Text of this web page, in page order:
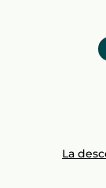
La